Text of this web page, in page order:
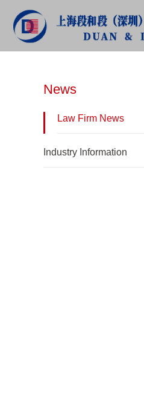
NEWS
News
Law Firm News
Industry Information